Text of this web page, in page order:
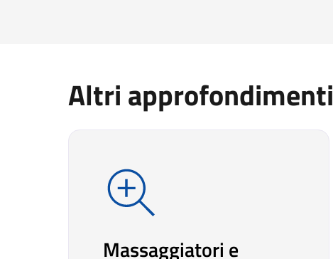
Altri approfondimenti
Massaggiatori e